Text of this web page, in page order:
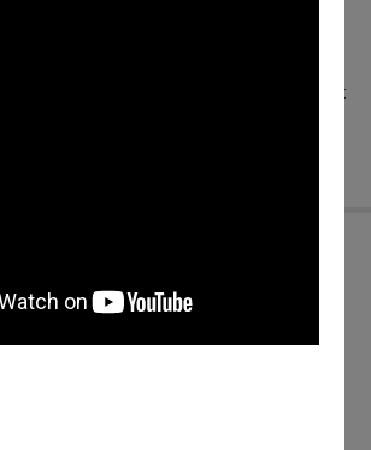
by the arrival in her housing estate of a
little girl. While Lucie gets to know her
discovers that Yann, the father, is an anti-
long criminal record. Lucie's moral conflict
conscience and her desire to help
her certainties.
（日）13:00 起，至 8/15（四）23:59 止
（五）00:00 起，至 8/25（日）20:40 止